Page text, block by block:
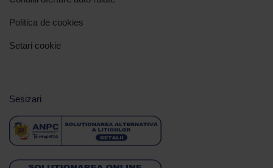
Politica de cookies
Setari cookie
Sesizari